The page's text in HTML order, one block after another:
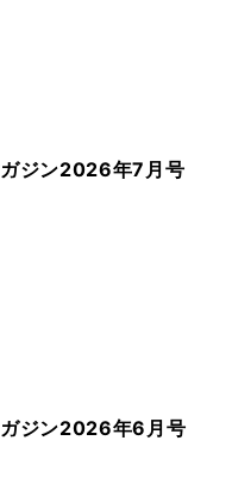
ジン2026年7月号
ジン2026年6月号